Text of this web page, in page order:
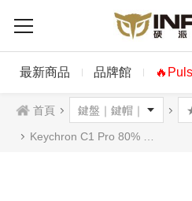
最新商品 品牌館
首頁
Keychron C1 Pro 80% 8k 有線機械鍵盤 RGB 紅軸 香蕉軸 中文 (熱插拔) C1Pro